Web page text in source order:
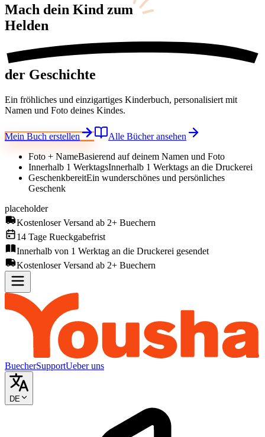
Mach dein Kind zum
Helden
der Geschichte
Ein fröhliches und einzigartiges Kinderbuch, personalisiert mit
Namen und Foto deines Kindes.
Mein Buch erstellen
Alle Bücher ansehen
Foto + NameBasierend auf deinem Namen und Foto
Innerhalb 1 WerktagsInnerhalb 1 Werktags an die Druckerei
GeschenkbereitEin wunderschönes und persönliches
Geschenk
placeholder
Kostenloser Versand ab 2+ Buechern
14 Tage Rueckgabefrist
Innerhalb von 1 Werktag an die Druckerei gesendet
Kostenloser Versand ab 2+ Buechern
BuecherSupportUeber uns
DE